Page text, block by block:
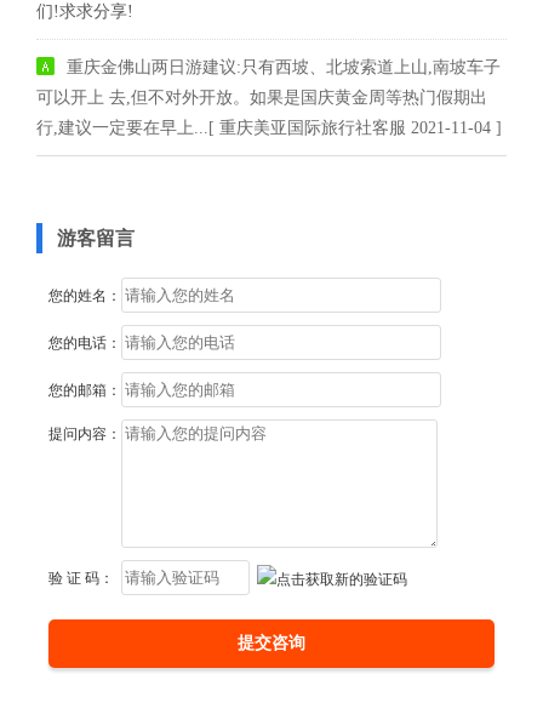
们!求求分享!
重庆金佛山两日游建议:只有西坡、北坡索道上山,南坡车子
可以开上 去,但不对外开放。如果是国庆黄金周等热门假期出
行,建议一定要在早上...[ 重庆美亚国际旅行社客服 2021-11-04 ]
游客留言
您的姓名：
您的电话：
您的邮箱：
提问内容：
验 证 码：
提交咨询